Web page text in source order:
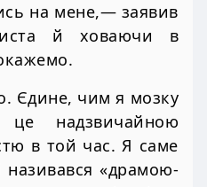
на мене,— заявив
й ховаючи в
Єдине, чим я мозку
надзвичайною
в той час. Я саме
називався «драмою-